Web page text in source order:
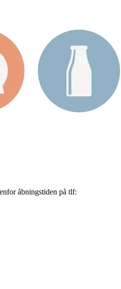
åbningstiden på tlf: